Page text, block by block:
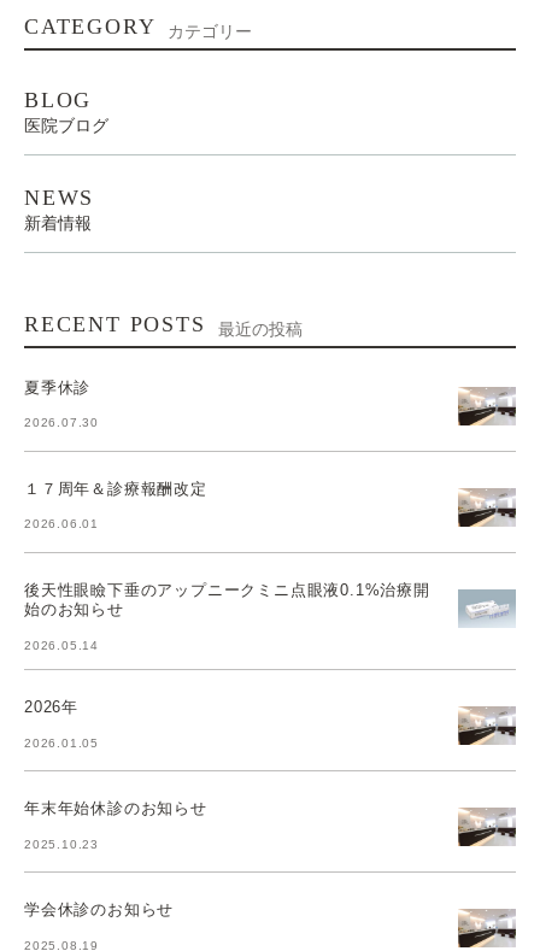
CATEGORY カテゴリー
BLOG
医院ブログ
NEWS
新着情報
RECENT POSTS 最近の投稿
夏季休診
2026.07.30
１７周年＆診療報酬改定
2026.06.01
後天性眼瞼下垂のアップニークミニ点眼液0.1%治療開
始のお知らせ
2026.05.14
2026年
2026.01.05
年末年始休診のお知らせ
2025.10.23
学会休診のお知らせ
2025.08.19